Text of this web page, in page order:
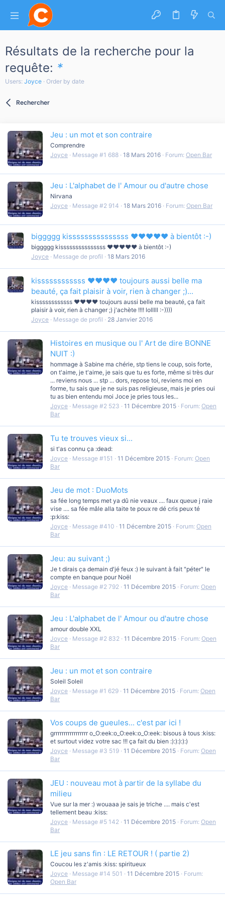
Résultats de la recherche pour la
requête: *
Users: Joyce Order by date
Rechercher
Jeu : un mot et son contraire
Comprendre
Joyce
Message #1 688 18 Mars 2016 Forum: Open Bar
Jeu : L'alphabet de l' Amour ou d'autre chose
Nirvana
Joyce
Message #2 914 18 Mars 2016 Forum: Open Bar
biggggg kisssssssssssssss ♥♥♥♥♥ à bientôt :-)
biggggg kisssssssssssssss ♥♥♥♥♥ à bientôt :-)
Joyce
Message de profil 18 Mars 2016
kissssssssssss ♥♥♥♥ toujours aussi belle ma
beauté, ça fait plaisir à voir, rien à changer ;)...
kissssssssssss ♥♥♥♥ toujours aussi belle ma beauté, ça fait
plaisir à voir, rien à changer ;) j'achète !!!! lolllll :-))))
Joyce
Message de profil 28 Janvier 2016
Histoires en musique ou l' Art de dire BONNE
NUIT :)
hommage à Sabine ma chérie, stp tiens le coup, sois forte,
on t'aime, je t'aime, je sais que tu es forte, même si très dur
... reviens nous ... stp ... dors, repose toi, reviens moi en
forme, tu sais que je ne suis pas religieuse, mais je pries oui
tu as bien entendu moi Joce je pries tous les...
Joyce
Message #2 523 11 Décembre 2015 Forum: Open
Bar
Tu te trouves vieux si...
si t'as connu ça :dead:
Joyce
Message #151 11 Décembre 2015 Forum: Open
Bar
Jeu de mot : DuoMots
sa fée long temps met ya dû nie veaux .... faux queue j raie
vise .... sa fée mâle alla taite te poux re dé cris peux té
:p:kiss:
Joyce
Message #410 11 Décembre 2015 Forum: Open
Bar
Jeu: au suivant ;)
Je t dirais ça demain d'jé feux :) le suivant à fait "péter" le
compte en banque pour Noël
Joyce
Message #2 792 11 Décembre 2015 Forum: Open
Bar
Jeu : L'alphabet de l' Amour ou d'autre chose
amour double XXL
Joyce
Message #2 832 11 Décembre 2015 Forum: Open
Bar
Jeu : un mot et son contraire
Soleil Soleil
Joyce
Message #1 629 11 Décembre 2015 Forum: Open
Bar
Vos coups de gueules... c'est par ici !
grrrrrrrrrrrrrrrrr o_O:eek:o_O:eek:o_O:eek: bisous à tous :kiss:
et surtout videz votre sac !!! ça fait du bien :):):):):)
Joyce
Message #3 519 11 Décembre 2015 Forum: Open
Bar
JEU : nouveau mot à partir de la syllabe du
milieu
Vue sur la mer :) wouaaa je sais je triche .... mais c'est
tellement beau :kiss:
Joyce
Message #5 142 11 Décembre 2015 Forum: Open
Bar
LE jeu sans fin : LE RETOUR ! ( partie 2)
Coucou les z'amis :kiss: spiritueux
Joyce
Message #14 501 11 Décembre 2015
Forum:
Open Bar